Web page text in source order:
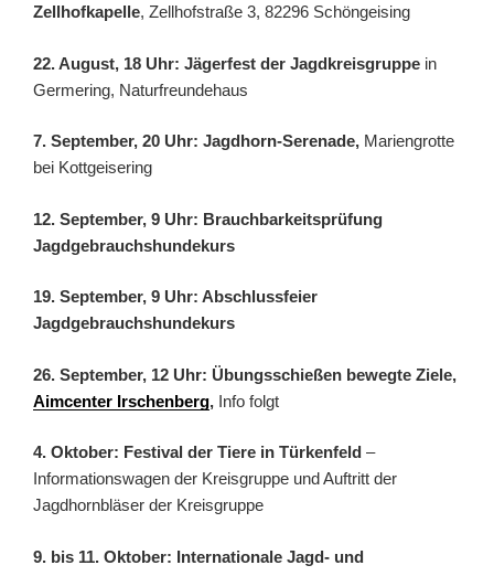
Zellhofkapelle, Zellhofstraße 3, 82296 Schöngeising
22. August, 18 Uhr: Jägerfest der Jagdkreisgruppe in
Germering, Naturfreundehaus
7. September, 20 Uhr: Jagdhorn-Serenade, Mariengrotte
bei Kottgeisering
12. September, 9 Uhr: Brauchbarkeitsprüfung
Jagdgebrauchshundekurs
19. September, 9 Uhr: Abschlussfeier
Jagdgebrauchshundekurs
26. September, 12 Uhr: Übungsschießen bewegte Ziele,
Aimcenter Irschenberg, Info folgt
4. Oktober: Festival der Tiere in Türkenfeld –
Informationswagen der Kreisgruppe und Auftritt der
Jagdhornbläser der Kreisgruppe
9. bis 11. Oktober: Internationale Jagd- und